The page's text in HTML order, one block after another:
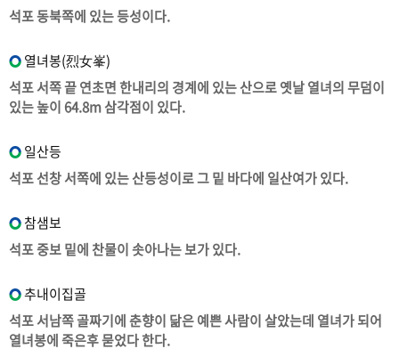
석포 동북쪽에 있는 등성이다.
열녀봉(烈女峯)
석포 서쪽 끝 연초면 한내리의 경계에 있는 산으로 옛날 열녀의 무덤이
있는 높이 64.8m 삼각점이 있다.
일산등
석포 선창 서쪽에 있는 산등성이로 그 밑 바다에 일산여가 있다.
참샘보
석포 중보 밑에 찬물이 솟아나는 보가 있다.
추내이집골
석포 서남쪽 골짜기에 춘향이 닮은 예쁜 사람이 살았는데 열녀가 되어
열녀봉에 죽은후 묻었다 한다.